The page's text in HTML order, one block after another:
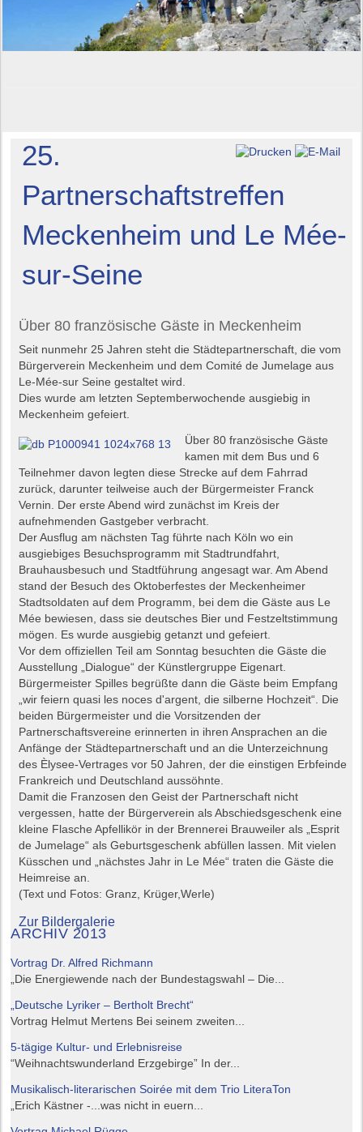
25.
Partnerschaftstreffen
Meckenheim und Le Mée-
sur-Seine
Über 80 französische Gäste in Meckenheim
Seit nunmehr 25 Jahren steht die Städtepartnerschaft, die vom
Bürgerverein Meckenheim und dem Comité de Jumelage aus
Le-Mée-sur Seine gestaltet wird.
Dies wurde am letzten Septemberwochende ausgiebig in
Meckenheim gefeiert.
Über 80 französische Gäste
kamen mit dem Bus und 6
Teilnehmer davon legten diese Strecke auf dem Fahrrad
zurück, darunter teilweise auch der Bürgermeister Franck
Vernin. Der erste Abend wird zunächst im Kreis der
aufnehmenden Gastgeber verbracht.
Der Ausflug am nächsten Tag führte nach Köln wo ein
ausgiebiges Besuchsprogramm mit Stadtrundfahrt,
Brauhausbesuch und Stadtführung angesagt war. Am Abend
stand der Besuch des Oktoberfestes der Meckenheimer
Stadtsoldaten auf dem Programm, bei dem die Gäste aus Le
Mée bewiesen, dass sie deutsches Bier und Festzeltstimmung
mögen. Es wurde ausgiebig getanzt und gefeiert.
Vor dem offiziellen Teil am Sonntag besuchten die Gäste die
Ausstellung „Dialogue“ der Künstlergruppe Eigenart.
Bürgermeister Spilles begrüßte dann die Gäste beim Empfang
„wir feiern quasi les noces d'argent, die silberne Hochzeit“. Die
beiden Bürgermeister und die Vorsitzenden der
Partnerschaftsvereine erinnerten in ihren Ansprachen an die
Anfänge der Städtepartnerschaft und an die Unterzeichnung
des Èlysee-Vertrages vor 50 Jahren, der die einstigen Erbfeinde
Frankreich und Deutschland aussöhnte.
Damit die Franzosen den Geist der Partnerschaft nicht
vergessen, hatte der Bürgerverein als Abschiedsgeschenk eine
kleine Flasche Apfellikör in der Brennerei Brauweiler als „Esprit
de Jumelage“ als Geburtsgeschenk abfüllen lassen. Mit vielen
Küsschen und „nächstes Jahr in Le Mée“ traten die Gäste die
Heimreise an.
(Text und Fotos: Granz, Krüger,Werle)
Zur Bildergalerie
ARCHIV 2013
Vortrag Dr. Alfred Richmann
„Die Energiewende nach der Bundestagswahl – Die...
„Deutsche Lyriker – Bertholt Brecht“
Vortrag Helmut Mertens Bei seinem zweiten...
5-tägige Kultur- und Erlebnisreise
“Weihnachtswunderland Erzgebirge” In der...
Musikalisch-literarischen Soirée mit dem Trio LiteraTon
„Erich Kästner -...was nicht in euern...